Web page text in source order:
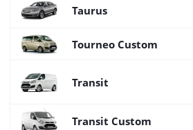
Taurus
Tourneo Custom
Transit
Transit Custom